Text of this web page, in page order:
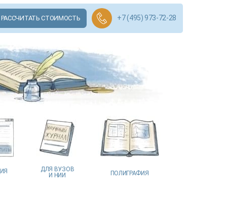
РАССЧИТАТЬ СТОИМОСТЬ +7 (495) 973-72-28
ДЛЯ ВУЗОВ
И НИИ
ПОЛИГРАФИЯ